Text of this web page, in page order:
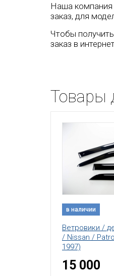
Наша компания
заказ, для
Чтобы
заказ в
Товары
в наличии
Ветровики /
/ Nissan /
2009)
18 000